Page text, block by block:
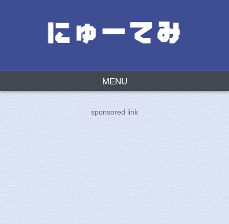
MENU
sponsored link